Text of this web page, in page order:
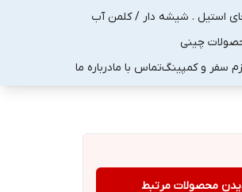
استیل . شیشه دار / کلمن آب
چینی
سفر و کمپینگتماس با مادرباره ما
محصولات مرتبط